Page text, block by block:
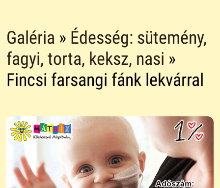
Galéria » Édesség: sütemény,
fagyi, torta, keksz, nasi »
Fincsi farsangi fánk lekvárral